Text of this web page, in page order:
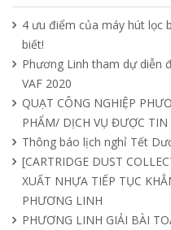
11/04/
Quạt nồi
loại theo
04/04/
4 ưu điểm của máy hút lọc
biết!
Phương Linh tham dự diễn
VAF 2020
QUẠT CÔNG NGHIỆP
PHẨM/ DỊCH VỤ ĐƯỢC
Thông báo lịch nghỉ Tết
[CARTRIDGE DUST
XUẤT NHỰA TIẾP TỤC
PHƯƠNG LINH
PHƯƠNG LINH GIẢI BÀI